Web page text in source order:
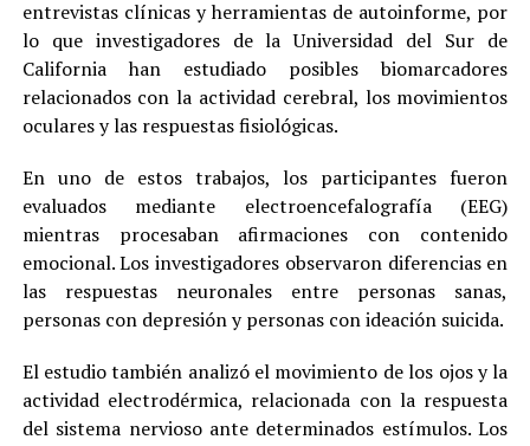
entrevistas clínicas y herramientas de autoinforme, por
lo que investigadores de la Universidad del Sur de
California han estudiado posibles biomarcadores
relacionados con la actividad cerebral, los movimientos
oculares y las respuestas fisiológicas.
En uno de estos trabajos, los participantes fueron
evaluados mediante electroencefalografía (EEG)
mientras procesaban afirmaciones con contenido
emocional. Los investigadores observaron diferencias en
las respuestas neuronales entre personas sanas,
personas con depresión y personas con ideación suicida.
El estudio también analizó el movimiento de los ojos y la
actividad electrodérmica, relacionada con la respuesta
del sistema nervioso ante determinados estímulos. Los